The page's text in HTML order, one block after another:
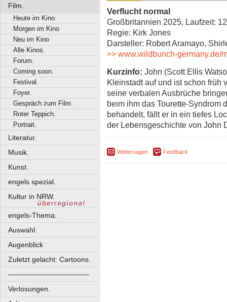
Film.
Heute im Kino
Morgen im Kino
Neu im Kino
Alle Kinos.
Forum.
Coming soon.
Festival.
Foyer.
Gespräch zum Film.
Roter Teppich.
Portrait.
Literatur.
Musik.
Kunst.
engels spezial.
Kultur in NRW.
engels-Thema.
Auswahl.
Augenblick
Zuletzt gelacht: Cartoons.
––––––––––––––––––––
Verlosungen.
Verflucht normal
Großbritannien 2025, Laufzeit:
Regie: Kirk Jones
Darsteller: Robert Aramayo,
>> www.wildbunch-germany.de/
Kurzinfo: John (Scott Ellis
Kleinstadt auf und ist schon früh
seine verbalen Ausbrüche
beim ihm das Tourette-Syndrom
behandelt, fällt er in ein tiefes
der Lebensgeschichte von John
Weitersagen Feedback